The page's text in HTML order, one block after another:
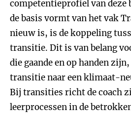
competentieprofiel van deze
de basis vormt van het vak
nieuw is, is de koppeling
transitie. Dit is van belang
die gaande en op handen
transitie naar een klimaat-
Bij transities richt de coach
leerprocessen in de